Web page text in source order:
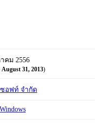
คม 2556
August 31, 2013)
อฟท์ จํากัด
Windows